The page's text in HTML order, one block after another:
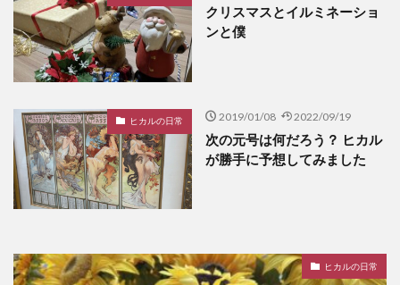
クリスマスとイルミネーショ
ンと僕
ヒカルの日常 2019/01/08 2022/09/19
次の元号は何だろう？ ヒカル
が勝手に予想してみました
ヒカルの日常